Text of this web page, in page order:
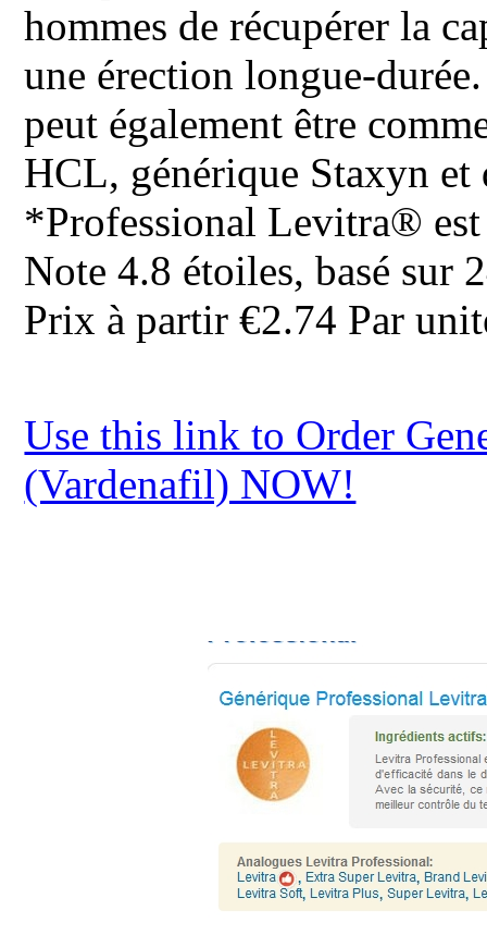
hommes de récupérer la
une érection longue-
peut également être
HCL, générique Staxyn et
*Professional Levitra® est
Note4.8 étoiles, basé sur
Prix à partir€2.74 Par
Use this link to Order
(Vardenafil) NOW!